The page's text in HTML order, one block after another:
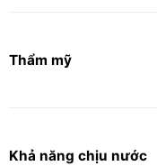
Thẩm mỹ
Khả năng chịu nước